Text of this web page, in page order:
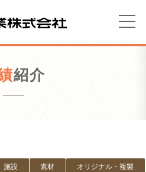
紹介
施設 素材 オリジナル・複製